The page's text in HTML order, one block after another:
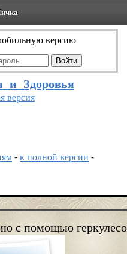
версию
версия
-к полной версии -
с помощью